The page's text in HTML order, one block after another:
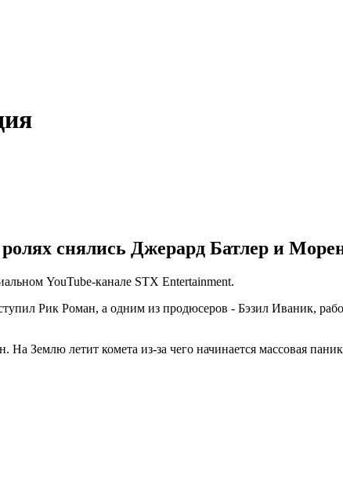
снялись Джерард Батлер и
YouTube-канале STX Entertainment.
Рик Роман, а одним из продюсеров - Бэзил Иваник,
Землю летит комета из-за чего начинается массовая